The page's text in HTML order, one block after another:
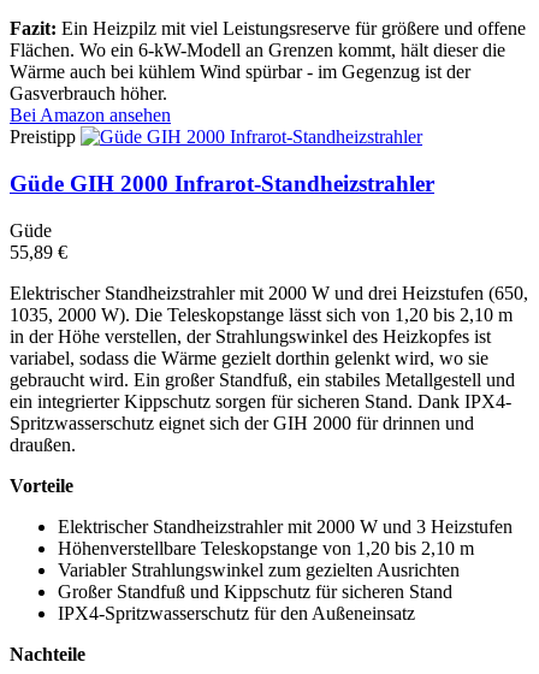
Fazit: Ein Heizpilz mit viel Leistungsreserve für größere und offene
Flächen. Wo ein 6-kW-Modell an Grenzen kommt, hält dieser die
Wärme auch bei kühlem Wind spürbar - im Gegenzug ist der
Gasverbrauch höher.
Bei Amazon ansehen
Preistipp
Güde GIH 2000 Infrarot-Standheizstrahler
Güde
55,89 €
Elektrischer Standheizstrahler mit 2000 W und drei Heizstufen (650,
1035, 2000 W). Die Teleskopstange lässt sich von 1,20 bis 2,10 m
in der Höhe verstellen, der Strahlungswinkel des Heizkopfes ist
variabel, sodass die Wärme gezielt dorthin gelenkt wird, wo sie
gebraucht wird. Ein großer Standfuß, ein stabiles Metallgestell und
ein integrierter Kippschutz sorgen für sicheren Stand. Dank IPX4-
Spritzwasserschutz eignet sich der GIH 2000 für drinnen und
draußen.
Vorteile
Elektrischer Standheizstrahler mit 2000 W und 3 Heizstufen
Höhenverstellbare Teleskopstange von 1,20 bis 2,10 m
Variabler Strahlungswinkel zum gezielten Ausrichten
Großer Standfuß und Kippschutz für sicheren Stand
IPX4-Spritzwasserschutz für den Außeneinsatz
Nachteile